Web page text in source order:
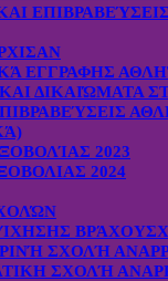
ΕΓΓΡΑΦΗΣ
ΔΙΚΑΙΏΜΑΤΑ
2023
2024
ΒΡΆΧΟΥ
ΣΧΟΛΉ
ΣΧΟΛΉ